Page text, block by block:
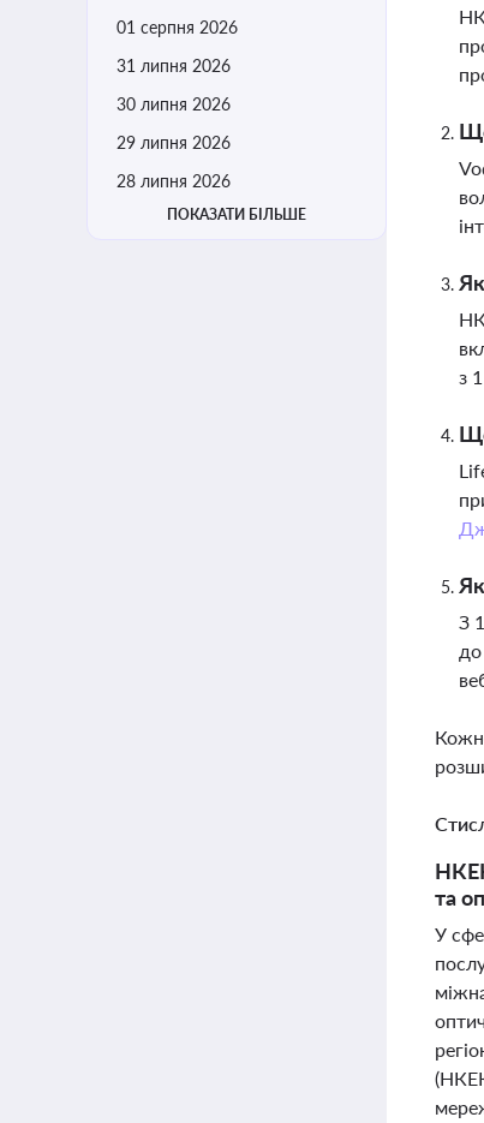
01 серпня 2026
31 липня 2026
30 липня 2026
29 липня 2026
28 липня 2026
ПОКАЗАТИ БІЛЬШЕ
з
З
до
та
У